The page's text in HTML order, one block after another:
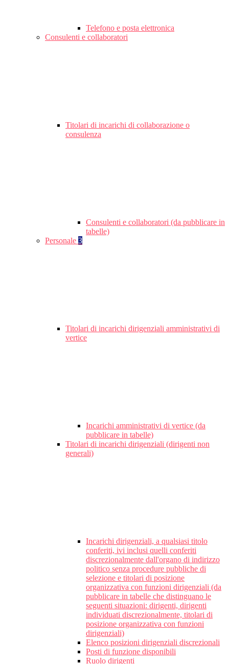
Telefono e posta elettronica
Consulenti e collaboratori
Titolari di incarichi di collaborazione o
consulenza
Consulenti e collaboratori (da pubblicare in
tabelle)
Personale 3
Titolari di incarichi dirigenziali amministrativi di
vertice
Incarichi amministrativi di vertice (da
pubblicare in tabelle)
Titolari di incarichi dirigenziali (dirigenti non
generali)
Incarichi dirigenziali, a qualsiasi titolo
conferiti, ivi inclusi quelli conferiti
discrezionalmente dall'organo di indirizzo
politico senza procedure pubbliche di
selezione e titolari di posizione
organizzativa con funzioni dirigenziali (da
pubblicare in tabelle che distinguano le
seguenti situazioni: dirigenti, dirigenti
individuati discrezionalmente, titolari di
posizione organizzativa con funzioni
dirigenziali)
Elenco posizioni dirigenziali discrezionali
Posti di funzione disponibili
Ruolo dirigenti